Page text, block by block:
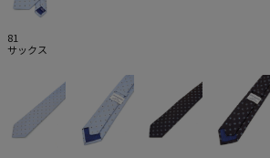
81
サックス